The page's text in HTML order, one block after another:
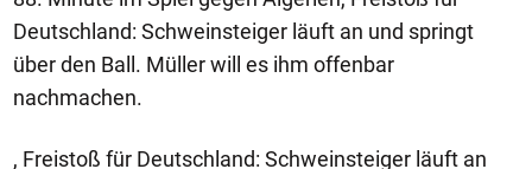
Deutschland: Schweinsteiger läuft an und springt
über den Ball. Müller will es ihm offenbar
nachmachen.
, Freistoß für Deutschland: Schweinsteiger läuft an